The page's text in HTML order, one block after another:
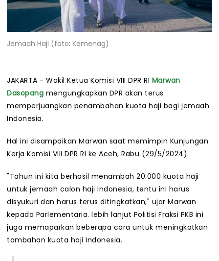
Jemaah Haji (foto: Kemenag)
JAKARTA - Wakil Ketua Komisi VIII DPR RI Marwan
Dasopang mengungkapkan DPR akan terus
memperjuangkan penambahan kuota haji bagi jemaah
Indonesia.
Hal ini disampaikan Marwan saat memimpin Kunjungan
Kerja Komisi VIII DPR RI ke Aceh, Rabu (29/5/2024).
"Tahun ini kita berhasil menambah 20.000 kuota haji
untuk jemaah calon haji Indonesia, tentu ini harus
disyukuri dan harus terus ditingkatkan," ujar Marwan
kepada Parlementaria. lebih lanjut Politisi Fraksi PKB ini
juga memaparkan beberapa cara untuk meningkatkan
tambahan kuota haji Indonesia.